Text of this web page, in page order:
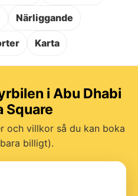
Närliggande
Karta
i Abu Dhabi
Square
och villkor så du kan boka
billigt).